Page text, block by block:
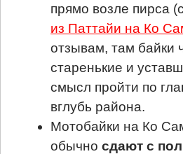
прямо возле пирса
из Паттайи на Ко
отзывам, там байки
старенькие и
смысл пройти по
вглубь района.
Мотобайки на Ко
обычно сдают с